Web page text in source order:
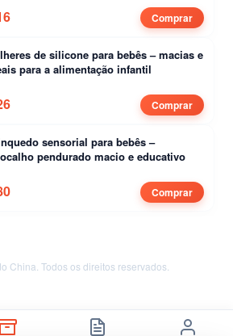
Comprar
de silicone para bebês – macias e
para a alimentação infantil
Comprar
sensorial para bebês –
pendurado macio e educativo
Comprar
China. Todos os direitos reservados.